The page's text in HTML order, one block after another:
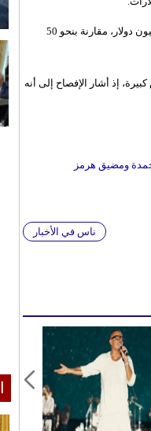
وفي قطاع العقارات، واصل ترامب تحقيق إيرادات كبيرة من ممتلكاته، إذ سجل نادي مار-إيه-لاجو وحده إيرادات بلغت 77 مليون دولار، مقارنة بنحو 50
إذ أشار الإفصاح إلى أنه
ومضيق هرمز
ناس في الأخبار